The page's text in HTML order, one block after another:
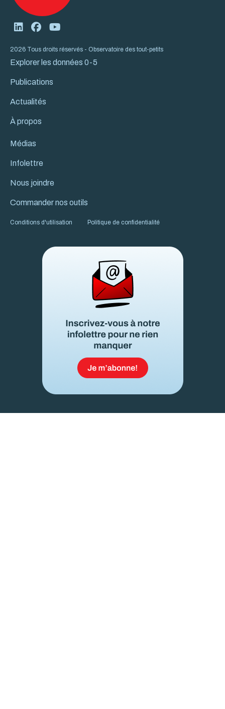
2026 Tous droits réservés - Observatoire des tout-petits
Explorer les données 0-5
Publications
Actualités
À propos
Médias
Infolettre
Nous joindre
Commander nos outils
Conditions d'utilisation Politique de confidentialité